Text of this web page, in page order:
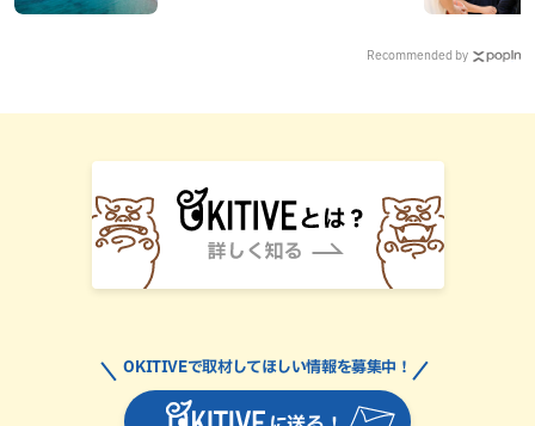
Recommended by
OKITIVEで取材してほしい情報を募集中！